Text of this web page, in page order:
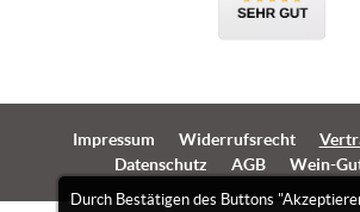
Durch Bestätigen des Buttons
Impressum Widerrufsrecht
Datenschutz
AGB Wein-